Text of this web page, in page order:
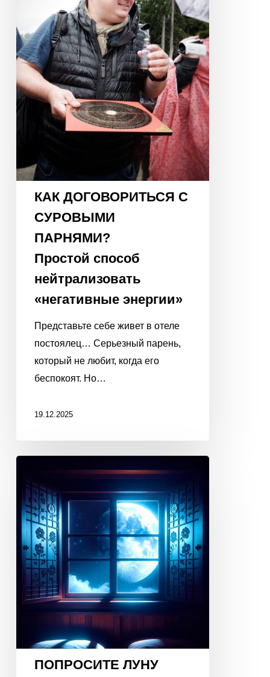
Простой
способ
нейтрализовать
«негативные
энергии»
КАК ДОГОВОРИТЬСЯ С
СУРОВЫМИ
ПАРНЯМИ?
Простой способ
нейтрализовать
«негативные энергии»
Представьте себе живет в отеле
постоялец… Серьезный парень,
который не любит, когда его
беспокоят. Но…
19.12.2025
ЛУНУ
ИСПОЛНИТЬ
ВАШУ
МЕЧТУ!
21
декабря
2025
года!
ПОПРОСИТЕ ЛУНУ